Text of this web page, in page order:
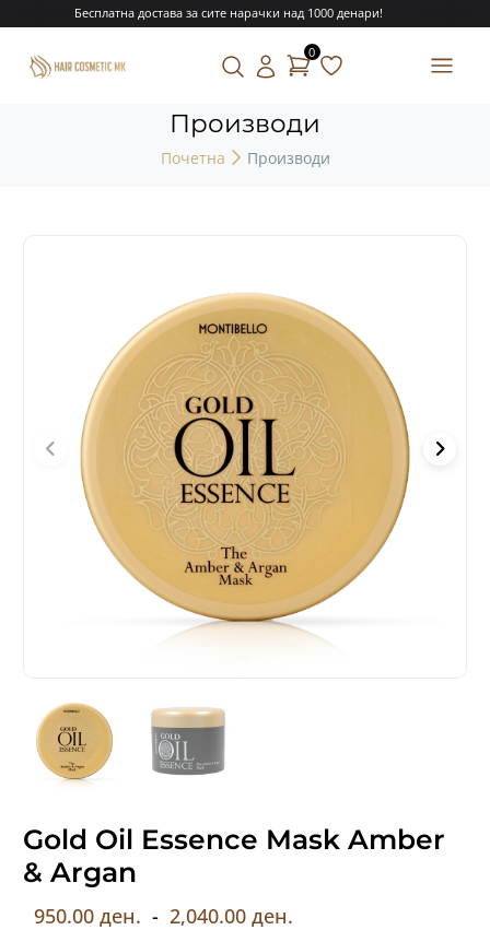
Бесплатна достава за сите нарачки над 1000 денари!
0
Производи
Почетна Производи
Gold Oil Essence Mask Amber
& Argan
950.00 ден. - 2,040.00 ден.